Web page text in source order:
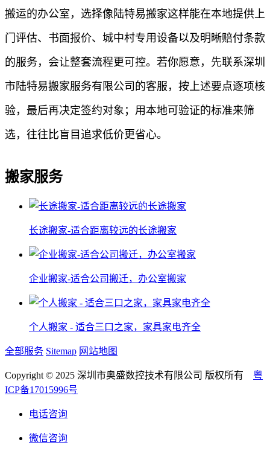
搬运的办公室，选择像陆特易搬家这样能在本地提供上
门评估、书面报价、城中村专用设备以及明晰赔付条款
的服务，会让整套流程更可控。若你愿意，先联系深圳
市陆特易搬家服务有限公司的客服，按上述要点逐项核
验，最后再决定签约对象；用本地可验证的标准来筛
选，往往比盲目追求低价更省心。
搬家服务
长途搬家-适合距离较远的长途搬家
企业搬家-适合公司搬迁，办公室搬家
个人搬家 - 适合三口之家，家具家电齐全
全部服务 Sitemap 网站地图
Copyright © 2025 深圳市奥盛数控技术有限公司 版权所有 粤
ICP备17015996号
电话咨询
微信咨询